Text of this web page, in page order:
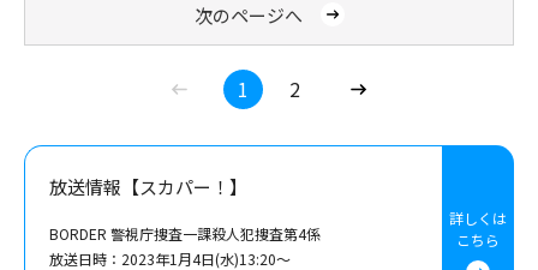
次のページへ
1 2
放送情報【スカパー！】
BORDER 警視庁捜査一課殺人犯捜査第4係
放送日時：2023年1月4日(水)13:20～
詳しくは
こちら